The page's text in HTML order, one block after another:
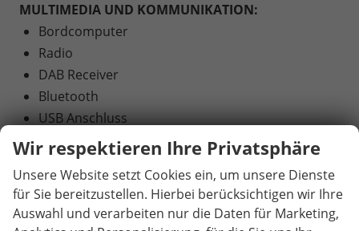
MULTIMEDIA UND KOMMUNIKATION:
Bordcomputer
Radio
DAB Receiver
Bluetooth
USB Anschluss
Apple Car Play
Touchscreen
SICHERHEIT:
ABS
Wir respektieren Ihre Privatsphäre
Unsere Website setzt Cookies ein, um unsere Dienste
für Sie bereitzustellen. Hierbei berücksichtigen wir Ihre
Auswahl und verarbeiten nur die Daten für Marketing,